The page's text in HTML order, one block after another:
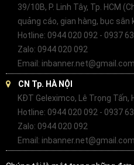
39/10B, P. Linh Tây, Tp. HCM
quảng cáo, gian hàng, bục sân
Hotline: 0944 020 092 - 0937
Zalo: 0944 020 092
Email: inbanner.net@gmail.com
CN Tp. HÀ NỘI
KĐT Geleximco, Lê Trọng Tấn,
Hotline: 0944 020 092 - 0937
Zalo: 0944 020 092
Email: inbanner.net@gmail.com